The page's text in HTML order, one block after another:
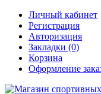
Личный кабинет
Регистрация
Авторизация
Закладки (0)
Корзина
Оформление